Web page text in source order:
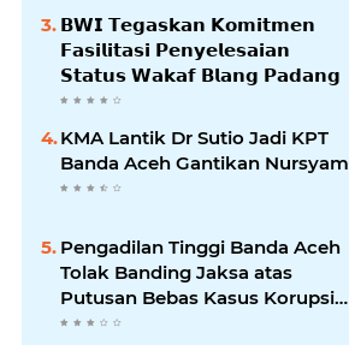
𝗕𝗪𝗜 𝗧𝗲𝗴𝗮𝘀𝗸𝗮𝗻 𝗞𝗼𝗺𝗶𝘁𝗺𝗲𝗻
𝗙𝗮𝘀𝗶𝗹𝗶𝘁𝗮𝘀𝗶 𝗣𝗲𝗻𝘆𝗲𝗹𝗲𝘀𝗮𝗶𝗮𝗻
𝗦𝘁𝗮𝘁𝘂𝘀 𝗪𝗮𝗸𝗮𝗳 𝗕𝗹𝗮𝗻𝗴 𝗣𝗮𝗱𝗮𝗻𝗴
KMA Lantik Dr Sutio Jadi KPT
Banda Aceh Gantikan Nursyam
Pengadilan Tinggi Banda Aceh
Tolak Banding Jaksa atas
Putusan Bebas Kasus Korupsi
Wastafel